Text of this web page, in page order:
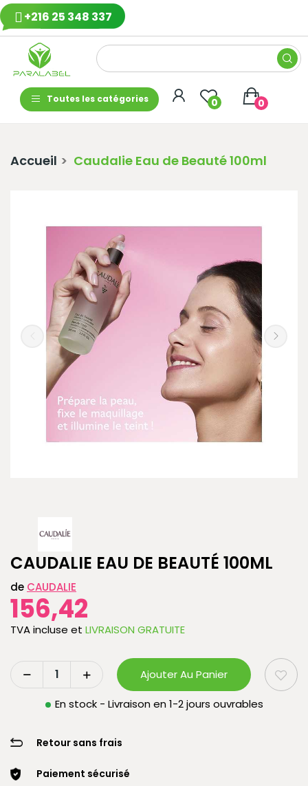
+216 25 348 337
Toutes les catégories 0 0
Accueil Caudalie Eau de Beauté 100ml
CAUDALIE EAU DE BEAUTÉ 100ML
de CAUDALIE
156,42
TVA incluse et LIVRAISON GRATUITE
Ajouter Au Panier
En stock - Livraison en 1-2 jours ouvrables
Retour sans frais
Paiement sécurisé